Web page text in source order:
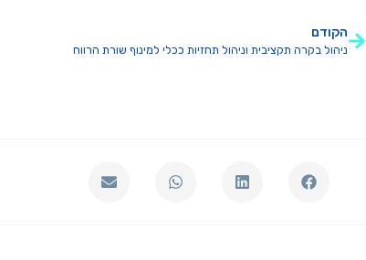
הקודם
ניהול בקרה תקציבית וניהול תחזיות ככלי למינוף שורת הרווח